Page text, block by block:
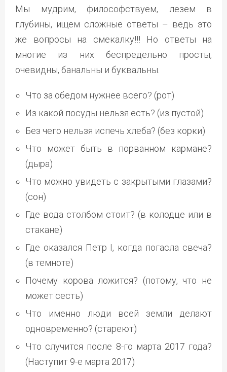
Мы мудрим, философствуем, лезем в
глубины, ищем сложные ответы – ведь это
же вопросы на смекалку!!! Но ответы на
многие из них беспредельно просты,
очевидны, банальны и буквальны.
Что за обедом нужнее всего? (рот)
Из какой посуды нельзя есть? (из пустой)
Без чего нельзя испечь хлеба? (без корки)
Что может быть в порванном кармане?
(дыра)
Что можно увидеть с закрытыми глазами?
(сон)
Где вода столбом стоит? (в колодце или в
стакане)
Где оказался Петр I, когда погасла свеча?
(в темноте)
Почему корова ложится? (потому, что не
может сесть)
Что именно люди всей земли делают
одновременно? (стареют)
Что случится после 8-го марта 2017 года?
(Наступит 9-е марта 2017)